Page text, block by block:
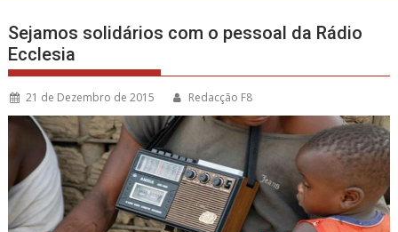
Sejamos solidários com o pessoal da Rádio
Ecclesia
21 de Dezembro de 2015 Redacção F8